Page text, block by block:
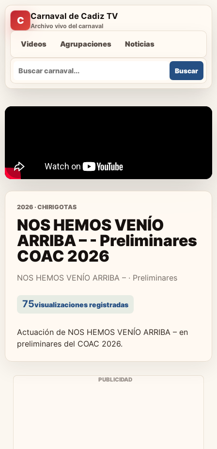
C Carnaval de Cadiz TV
Archivo vivo del carnaval
Videos Agrupaciones Noticias
Buscar
Buscar
2026 · CHIRIGOTAS
NOS HEMOS VENÍO
ARRIBA – - Preliminares
COAC 2026
NOS HEMOS VENÍO ARRIBA – · Preliminares
75visualizaciones registradas
Actuación de NOS HEMOS VENÍO ARRIBA – en
preliminares del COAC 2026.
PUBLICIDAD